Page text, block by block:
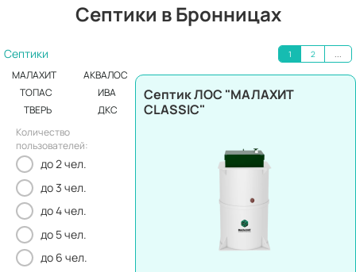
Септики в Бронницах
Септики
МАЛАХИТ
ТОПАС
ТВЕРЬ
АКВАЛОС
ИВА
ДКС
Количество
пользователей:
до 2 чел.
до 3 чел.
до 4 чел.
до 5 чел.
до 6 чел.
1 2 ...
Септик ЛОС "МАЛАХИТ
CLASSIC"